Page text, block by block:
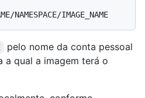
pelo nome da conta pessoal
a qual a imagem terá o